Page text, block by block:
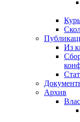
Из
Архив